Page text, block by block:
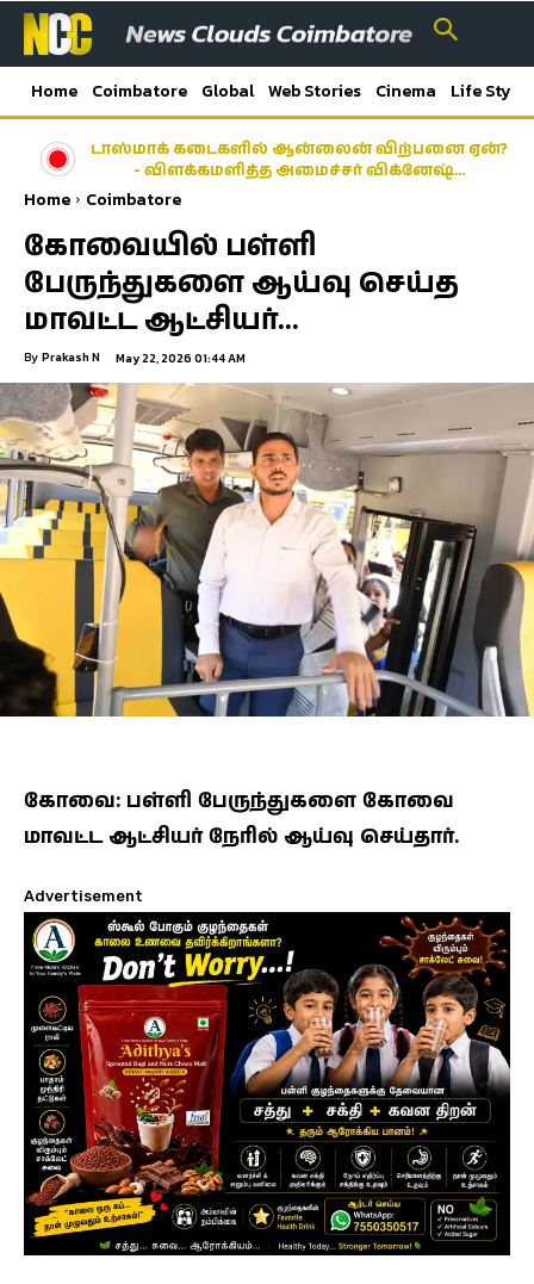
Home Coimbatore Global Web Stories Cinema Life Style
டாஸ்மாக் கடைகளில் ஆன்லைன் விற்பனை ஏன்?
- விளக்கமளித்த அமைச்சர் விக்னேஷ்…
Home Coimbatore
கோவையில் பள்ளி
பேருந்துகளை ஆய்வு செய்த
மாவட்ட ஆட்சியர்…
By Prakash N May 22, 2026 01:44 AM
கோவை: பள்ளி பேருந்துகளை கோவை
மாவட்ட ஆட்சியர் நேரில் ஆய்வு செய்தார்.
Advertisement